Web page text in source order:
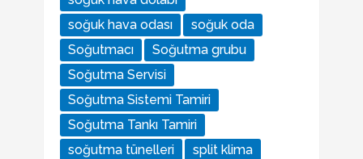
soğuk hava odası
soğuk oda
Soğutmacı
Soğutma grubu
Soğutma Servisi
Soğutma Sistemi Tamiri
Soğutma Tankı Tamiri
soğutma tünelleri
split klima